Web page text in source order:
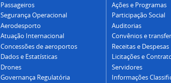
Passageiros
Segurança Operacional
Aerodesporto
Atuação Internacional
Concessões de aeroportos
Dados e Estatísticas
Drones
Governança Regulatória
Ações e Programas
Participação Social
Auditorias
Convênios e
Receitas e Despesas
Licitações e
Servidores
Informações